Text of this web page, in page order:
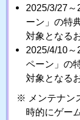
2025/3/27
ーン」の特
対象となる
2025/4/10
ペーン」の
対象となる
メンテナン
時的にゲー